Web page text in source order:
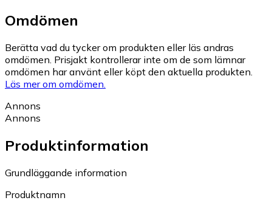
Omdömen
Berätta vad du tycker om produkten eller läs andras
omdömen. Prisjakt kontrollerar inte om de som lämnar
omdömen har använt eller köpt den aktuella produkten.
Läs mer om omdömen.
Annons
Annons
Produktinformation
Grundläggande information
Produktnamn